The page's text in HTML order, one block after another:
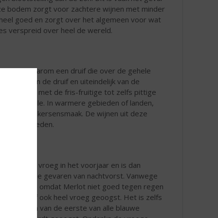
bodem zorgt voor zachtere wijnen met minder
goed en zorgt over het algemeen voor wat
verspreid over heel de wereld.
en is daarom een druif die over de gehele
van de druif en uiteindelijk van de
van kleur met de fris-fruitige tot zelfs pittige
en vanille. In warmere gebieden of landen,
fruitige kersensmaak. De wijnen uit deze
gebieden.
bloeit al vroeg in het voorjaar en is dan
aan de gevaren van nachtvorst. Vanwege
bloei en omdat Merlot niet goed tegen regen
de druif ook heel vroeg geoogst. Het is zelfs
als één van de eerste van alle blauwe